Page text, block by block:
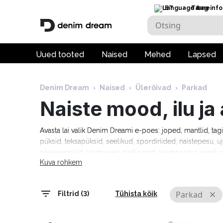
ET Tarneinfo
Uued tooted Naised Mehed Lapsed
Denim Dream › Naised › Ülerõivad › Parkad
Naiste mood, ilu
Avasta lai valik Denim Dreami e-poes: joped, mantlid,
püksid, teksapüksid, seelikud, spordiriided, naistepesu,
Tommy Hilfiger, Calvin Klein, Camel Active, Denim
Kuva rohkem
Filtrid (3) Tühista kõik Parkad